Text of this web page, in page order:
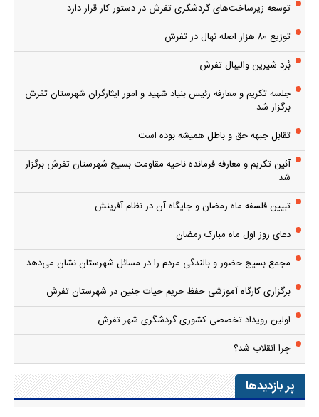
توسعه زیرساخت‌های گردشگری تفرش در دستور کار قرار دارد
توزیع ۸۰ هزار اصله نهال در تفرش
بُرد شیرین والیبال تفرش
جلسه تکریم و معارفه رئیس بنیاد شهید و امور ایثارگران شهرستان تفرش
برگزار شد.
تقابل جبهه حق و باطل همیشه بوده است
آئین تکریم و معارفه فرمانده ناحیه مقاومت بسیج شهرستان تفرش برگزار
شد
تبیین فلسفه ماه رمضان و جایگاه آن در نظام آفرینش
دعای روز اول ماه مبارک رمضان
مجمع بسیج حضور و بالندگی مردم را در مسائل شهرستان نشان می‌دهد
برگزاری کارگاه آموزشی حفظ حریم حیات جنین در شهرستان تفرش
اولین رویداد تخصصی کشوری گردشگری شهر تفرش
چرا انقلاب شد؟
پر بازدیدها